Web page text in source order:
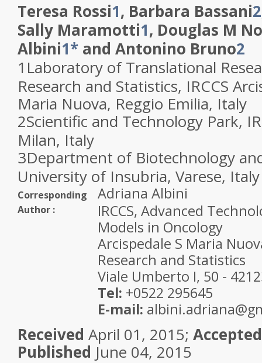
Teresa Rossi1, Barbara Bassani2
Sally Maramotti1, Douglas M
Albini1* and Antonino Bruno2
1 Laboratory of Translational
Research and Statistics, IRCCS
Maria Nuova, Reggio Emilia, Italy
2Scientific and Technology Park,
Milan, Italy
3Department of Biotechnology
University of Insubria, Varese, Italy
Corresponding
Author :
Adriana Albini
IRCCS, Advanced
Models in Oncology
Arcispedale S Maria
Research and Statistics
Viale Umberto I, 50 -
Tel: +0522 295645
E-mail:
Received April 01, 2015; Accepted
Published June 04, 2015